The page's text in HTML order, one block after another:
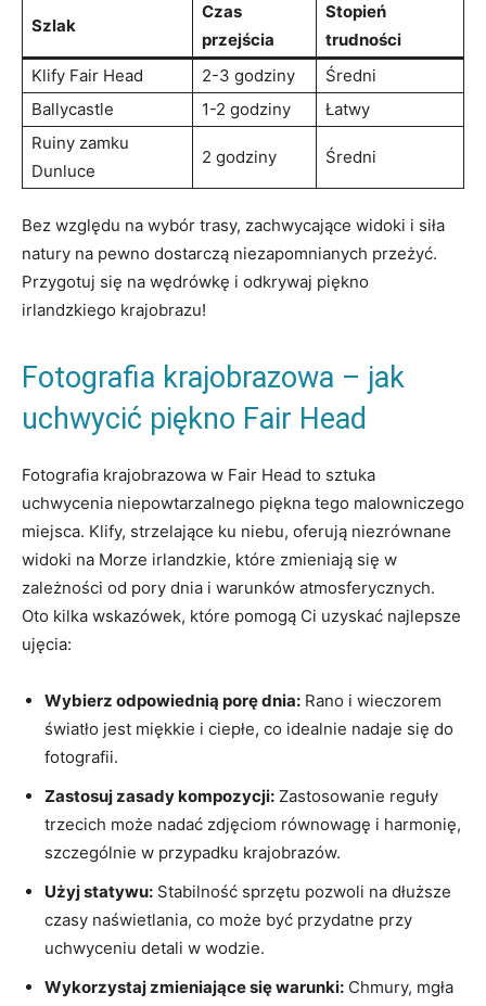
Szlak
Czas
przejścia
Stopień
trudności
Klify Fair Head
2-3 godziny
Średni
Ballycastle
1-2 godziny
Łatwy
Ruiny zamku
Dunluce
2 godziny Średni
Bez względu na wybór trasy, zachwycające widoki i siła
natury na pewno dostarczą niezapomnianych przeżyć.
Przygotuj się na wędrówkę i odkrywaj piękno
irlandzkiego krajobrazu!
Fotografia krajobrazowa – jak
uchwycić piękno Fair Head
Fotografia krajobrazowa w Fair Head to sztuka
uchwycenia niepowtarzalnego piękna tego malowniczego
miejsca. Klify, strzelające ku niebu, oferują niezrównane
widoki na Morze irlandzkie, które zmieniają się w
zależności od pory dnia i warunków atmosferycznych.
Oto kilka wskazówek, które pomogą Ci uzyskać najlepsze
ujęcia:
Wybierz odpowiednią porę dnia: Rano i wieczorem
światło jest miękkie i ciepłe, co idealnie nadaje się do
fotografii.
Zastosuj zasady kompozycji: Zastosowanie reguły
trzecich może nadać zdjęciom równowagę i harmonię,
szczególnie w przypadku krajobrazów.
Użyj statywu: Stabilność sprzętu pozwoli na dłuższe
czasy naświetlania, co może być przydatne przy
uchwyceniu detali w wodzie.
Wykorzystaj zmieniające się warunki: Chmury, mgła